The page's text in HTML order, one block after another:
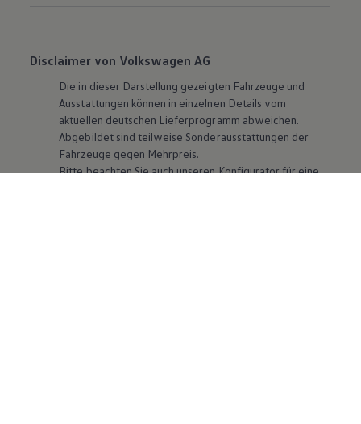
Disclaimer von Volkswagen AG
Die in dieser Darstellung gezeigten Fahrzeuge und
Ausstattungen können in einzelnen Details vom
aktuellen deutschen Lieferprogramm abweichen.
Abgebildet sind teilweise Sonderausstattungen der
Fahrzeuge gegen Mehrpreis.
Bitte beachten Sie auch unseren Konfigurator für eine